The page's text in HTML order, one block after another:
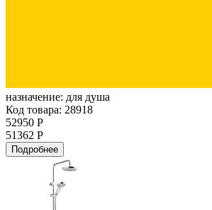
назначение: для душа
Код товара: 28918
52950 Р
51362 Р
Подробнее